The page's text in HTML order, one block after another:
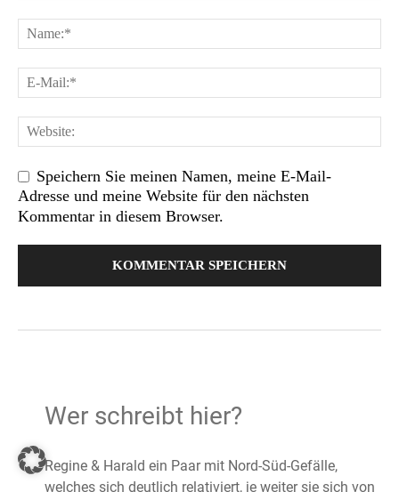
Speichern Sie meinen Namen, meine E-Mail-
Adresse und meine Website für den nächsten
Kommentar in diesem Browser.
Wer schreibt hier?
Regine & Harald ein Paar mit Nord-Süd-Gefälle,
welches sich deutlich relativiert, je weiter sie sich von